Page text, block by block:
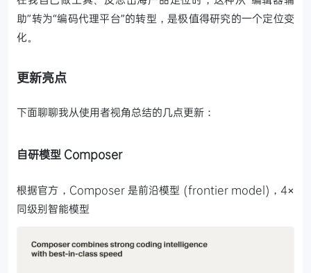
助”转为“编码代理平台”的转型，是极值得研究的一个定位变
化。
更新亮点
下面聊聊我从使用者视角总结的几点更新：
自研模型 Composer
根据官方，Composer 是前沿模型 (frontier model)，4×
同级别智能模型